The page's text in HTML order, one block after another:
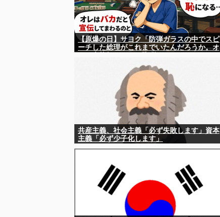
【原爆の日】サヨク「防弾ガラスの中でスピ
ーチした総理がこれまでいたんだろうか。オ
た！」→石破茂＆オバマ大統領も使ってまし
共産主義、社会主義「必ず失敗します」資本
主義「必ず少子化します」